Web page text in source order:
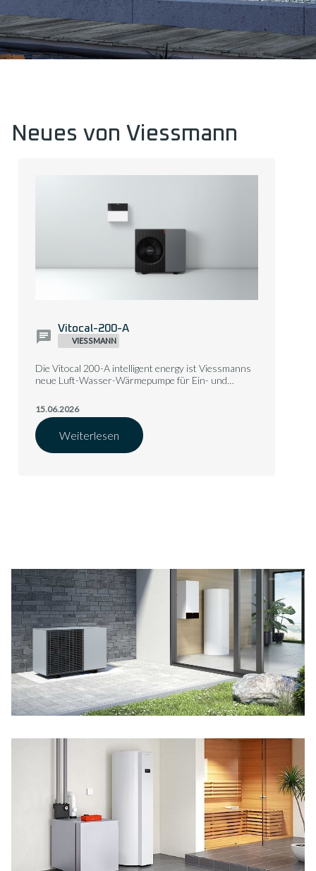
Neues von Viessmann
VIESSMANN
Vitocal-200-A
Die Vitocal 200-A intelligent energy ist Viessmanns
neue Luft-Wasser-Wärmepumpe für Ein- und
15.06.2026
Weiterlesen